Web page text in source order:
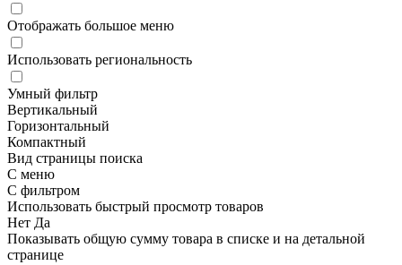
Отображать большое меню
Использовать региональность
Умный фильтр
Вертикальный
Горизонтальный
Компактный
Вид страницы поиска
С меню
С фильтром
Использовать быстрый просмотр товаров
Нет Да
Показывать общую сумму товара в списке и на детальной
странице